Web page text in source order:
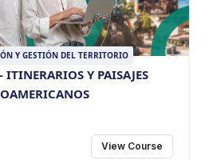
Y GESTIÓN DEL TERRITORIO
ITINERARIOS Y PAISAJES
View Course